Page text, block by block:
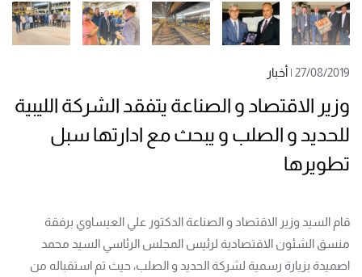
27/08/2019
| أخبار
وزير الاقتصاد و الصناعة يتفقد الشركة الليبية
للحديد و الصلب و يبحث مع ادارتها سبل
تطويرها
قام السيد وزير الاقتصاد و الصناعة الدكتور علي العيساوي برفقة
منسق الشئون الاقتصادية لرئيس المجلس الرئاسي السيد محمد
اصميدة بزيارة رسمية لشركة الحديد و الصلب، حيث تم استقباله من